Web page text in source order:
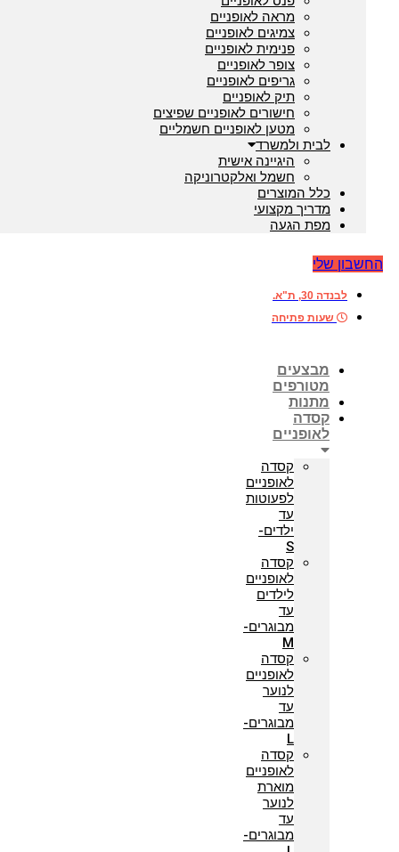
מראה לאופניים
צמיגים לאופניים
פנימית לאופניים
צופר לאופניים
גריפים לאופניים
תיק לאופניים
חישורים לאופניים שפיצים
מטען לאופניים חשמליים
לבית ולמשרד
היגיינה אישית
חשמל ואלקטרוניקה
כלל המוצרים
מדריך מקצועי
מפת הגעה
שלי
לבנדה 30, ת"א.
שעות פתיחה
מבצעים
מטורפים
מתנות
קסדה
לאופניים
קסדה
לאופניים
לפעוטות
ילדים-
קסדה
לאופניים
לילדים
מבוגרים-
קסדה
לאופניים
מבוגרים-
קסדה
לאופניים
מוארת
מבוגרים-